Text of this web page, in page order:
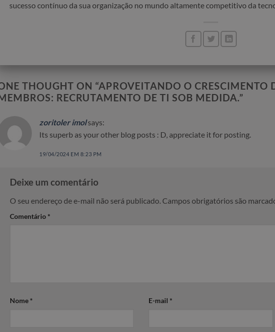
sucesso contínuo da sua organização no mundo altamente competitivo da
THOUGHT ON “APROVEITANDO O CRESCIMENTO
RECRUTAMENTO DE TI SOB MEDIDA.”
zoritoler imol says:
Its superb as your other blog posts : D, appreciate it for posting.
19/04/2024 EM 8:23 PM
Deixe um comentário
O seu endereço de e-mail não será publicado. Campos obrigatórios são
Comentário*
Nome* E-mail*